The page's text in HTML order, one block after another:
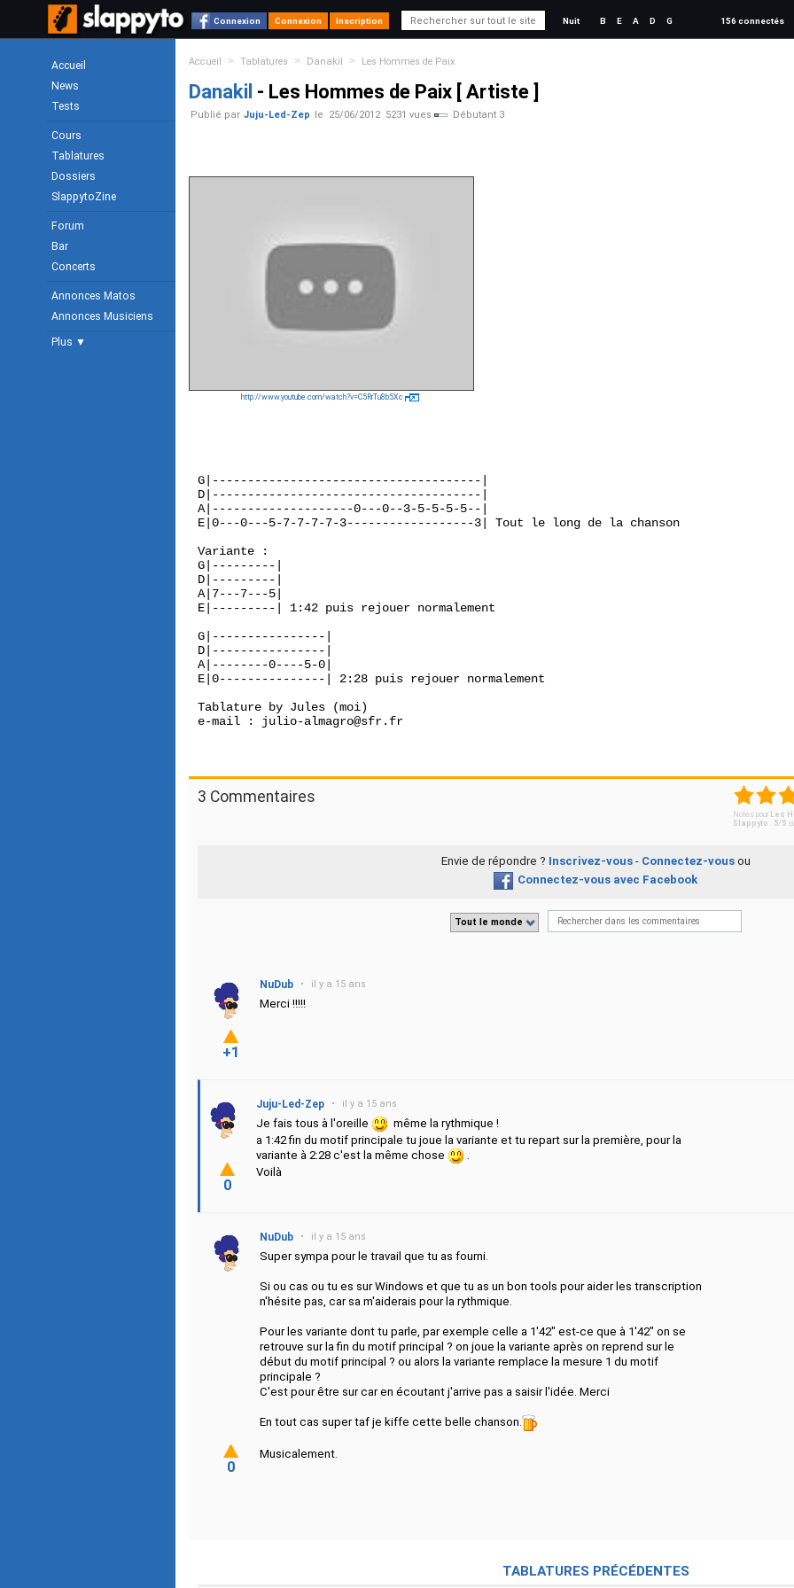
Connexion Connexion Inscription Nuit B E A D G 156 connectés
Accueil
News
Tests
Cours
Tablatures
Dossiers
SlappytoZine
Forum
Bar
Concerts
Annonces Matos
Annonces Musiciens
Plus ▼
Accueil > Tablatures > Danakil > Les Hommes de Paix
Danakil - Les Hommes de Paix [ Artiste ]
Publié par Juju-Led-Zep le 25/06/2012 5231 vues Débutant 3
http://www.youtube.com/watch?v=C5RrTu8b5Xc
G|--------------------------------------|
D|--------------------------------------|
A|--------------------0---0--3-5-5-5-5--|
E|0---0---5-7-7-7-7-3------------------3| Tout le long de la chanson
Variante :
G|---------|
D|---------|
A|7---7---5|
E|---------| 1:42 puis rejouer normalement
G|----------------|
D|----------------|
A|--------0----5-0|
E|0---------------| 2:28 puis rejouer normalement
Tablature by Jules (moi)
e-mail : julio-almagro@sfr.fr
3 Commentaires 1 2 3
Notes pour Les
Slappyto
5/ 5
Envie de répondre ? Inscrivez-vous- Connectez-vousou
Connectez-vous avec Facebook
Tout le monde
NuDub • il y a 15 ans
Merci !!!!!
+1
Juju-Led-Zep • il y a 15 ans
Je fais tous à l'oreille
même la rythmique !
a 1:42 fin du motif principale tu joue la variante et tu repart sur la première, pour la
variante à 2:28 c'est la même chose
.
Voilà
0
NuDub • il y a 15 ans
Super sympa pour le travail que tu as fourni.
Si ou cas ou tu es sur Windows et que tu as un bon tools pour aider les transcription
n'hésite pas, car sa m'aiderais pour la rythmique.
Pour les variante dont tu parle, par exemple celle a 1'42" est-ce que à 1'42" on se
retrouve sur la fin du motif principal ? on joue la variante après on reprend sur le
début du motif principal ? ou alors la variante remplace la mesure 1 du motif
principale ?
C'est pour être sur car en écoutant j'arrive pas a saisir l'idée. Merci
En tout cas super taf je kiffe cette belle chanson.
Musicalement.
0
TABLATURES PRÉCÉDENTES